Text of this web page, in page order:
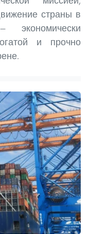
страны в
и прочно